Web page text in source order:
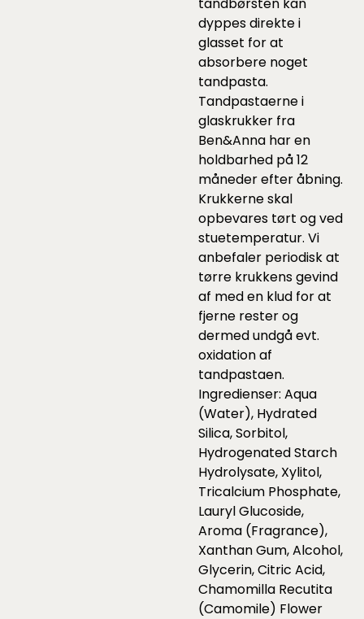
dyppes direkte i
glasset for at
absorbere noget
tandpasta.
Tandpastaerne i
glaskrukker fra
Ben&Anna har en
holdbarhed på 12
måneder efter åbning.
Krukkerne skal
opbevares tørt og ved
stuetemperatur. Vi
anbefaler periodisk at
tørre krukkens gevind
af med en klud for at
fjerne rester og
dermed undgå evt.
oxidation af
tandpastaen.
Ingredienser: Aqua
(Water), Hydrated
Silica, Sorbitol,
Hydrogenated Starch
Hydrolysate, Xylitol,
Tricalcium Phosphate,
Lauryl Glucoside,
Aroma (Fragrance),
Xanthan Gum, Alcohol,
Glycerin, Citric Acid,
Chamomilla Recutita
(Camomile) Flower